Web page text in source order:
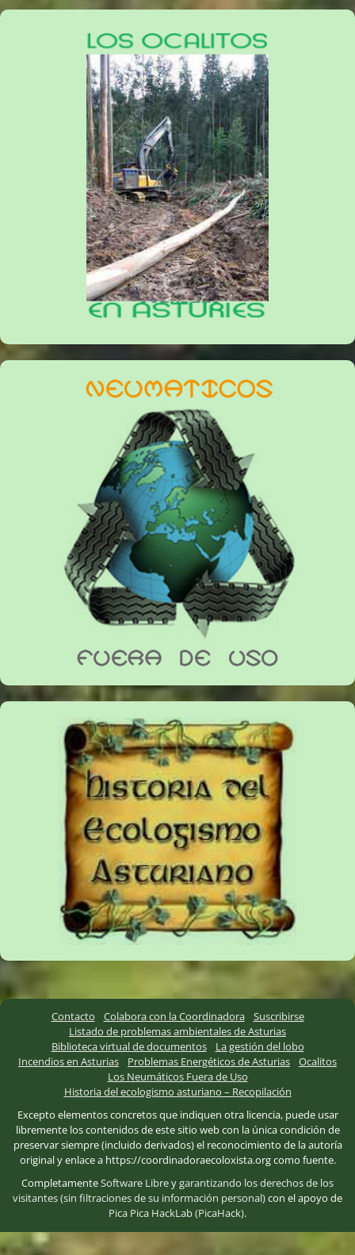
Contacto Colabora con la Coordinadora
Suscribirse
Listado de problemas ambientales de Asturias
Biblioteca virtual de documentos
La gestión del lobo
Incendios en Asturias
Problemas Energéticos de Asturias
Ocalitos
Los Neumáticos Fuera de Uso
Historia del ecologismo asturiano – Recopilación
Excepto elementos concretos que indiquen otra licencia, puede usar
libremente los contenidos de este sitio web con la única condición de
preservar siempre (incluido derivados) el reconocimiento de la autoría
original y enlace a https://coordinadoraecoloxista.org como fuente.
CompletamenteSoftware Libreygarantizando los derechos de los
visitantes (sin filtraciones de su información personal)con el apoyo de
Pica Pica HackLab (PicaHack).